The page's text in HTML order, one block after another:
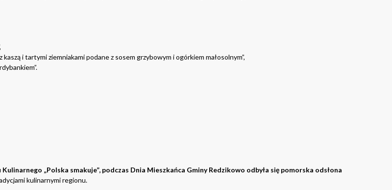
i tartymi ziemniakami podane z sosem grzybowym i ogórkiem małosolnym”,
„Polska smakuje”, podczas Dnia Mieszkańca Gminy Redzikowo odbyła się pomorska odsłona
kulinarnymi regionu.